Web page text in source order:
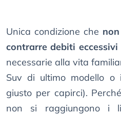
Unica condizione che
contrarre debiti eccessivi
necessarie alla vita
Suv di ultimo modello o
giusto per capirci).
non si raggiungono i